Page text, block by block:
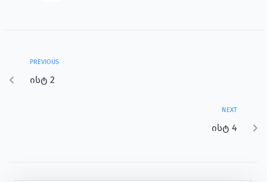
PREVIOUS
ისტ 2
NEXT
ისტ 4